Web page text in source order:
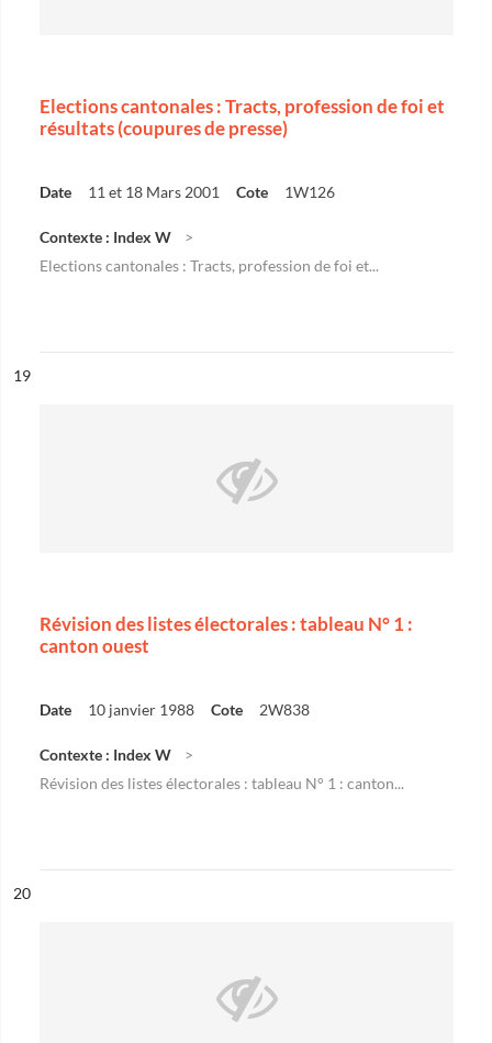
Elections cantonales : Tracts, profession de foi et
résultats (coupures de presse)
Date 11 et 18 Mars 2001 Cote 1W126
Contexte : Index W
Elections cantonales : Tracts, profession de foi et...
n°
19
Révision des listes électorales : tableau N° 1 :
canton ouest
Date 10 janvier 1988 Cote 2W838
Contexte : Index W
Révision des listes électorales : tableau N° 1 : canton...
n°
20